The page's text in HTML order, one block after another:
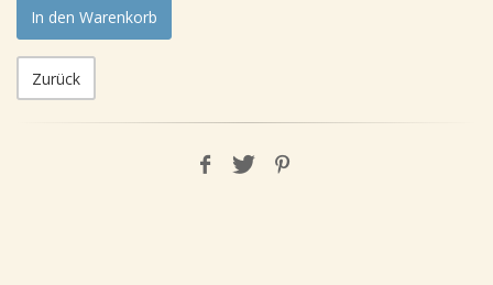
In den Warenkorb
Zurück